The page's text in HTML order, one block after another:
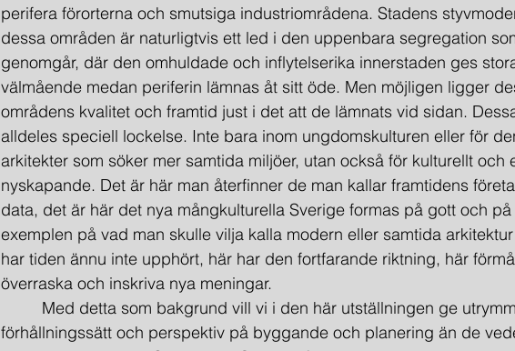
perifera förorterna och smutsiga industriområdena. Stadens
dessa områden är naturligtvis ett led i den uppenbara segregation
genomgår, där den omhuldade och inflytelserika innerstaden ges
välmående medan periferin lämnas åt sitt öde. Men möjligen ligger
områdens kvalitet och framtid just i det att de lämnats vid sidan.
alldeles speciell lockelse. Inte bara inom ungdomskulturen eller för
arkitekter som söker mer samtida miljöer, utan också för kulturellt och
nyskapande. Det är här man återfinner de man kallar framtidens
data, det är här det nya mångkulturella Sverige formas på gott och
exemplen på vad man skulle vilja kalla modern eller samtida
har tiden ännu inte upphört, här har den fortfarande riktning, här
överraska och inskriva nya meningar.
Med detta som bakgrund vill vi i den här utställningen ge
förhållningssätt och perspektiv på byggande och planering än de